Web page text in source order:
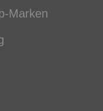
Marken